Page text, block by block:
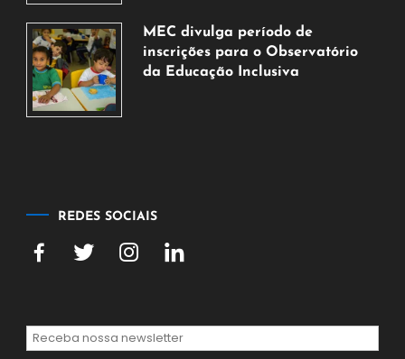
de
agosto
de
MEC divulga período de
inscrições para o Observatório
da Educação Inclusiva
REDES SOCIAIS